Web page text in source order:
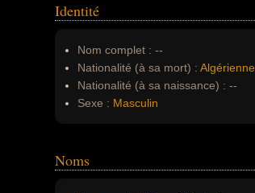
Identité
Nom complet : --
Nationalité (à sa mort) : Algérienne
Nationalité (à sa naissance) : --
Sexe : Masculin
Noms